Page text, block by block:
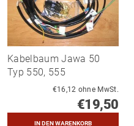
Kabelbaum Jawa 50
Typ 550, 555
€16,12 ohne MwSt.
€19,50